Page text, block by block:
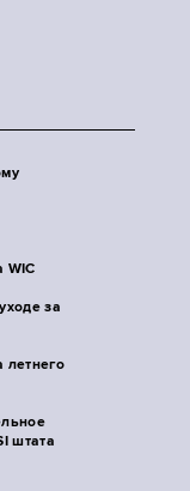
WIC
за
летнего
штата